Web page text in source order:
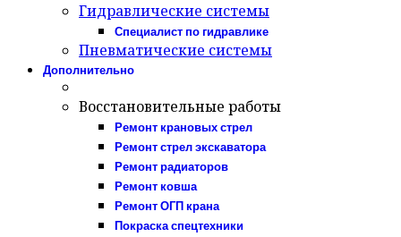
Гидравлические системы
Специалист по гидравлике
Пневматические системы
Дополнительно
Восстановительные работы
Ремонт крановых стрел
Ремонт стрел экскаватора
Ремонт радиаторов
Ремонт ковша
Ремонт ОГП крана
Покраска спецтехники